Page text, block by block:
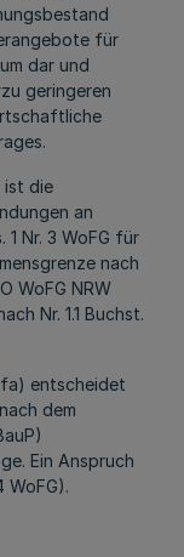
für
dar und
geringeren
ist die
an
1 Nr. 3 WoFG für
nach
WoFG NRW
Nr. 1.1 Buchst.
entscheidet
dem
Ein Anspruch
WoFG).